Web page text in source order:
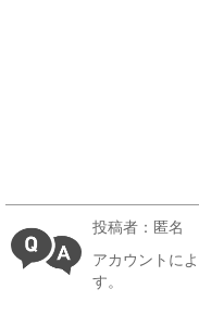
投稿者：匿名
アカウントに
す。